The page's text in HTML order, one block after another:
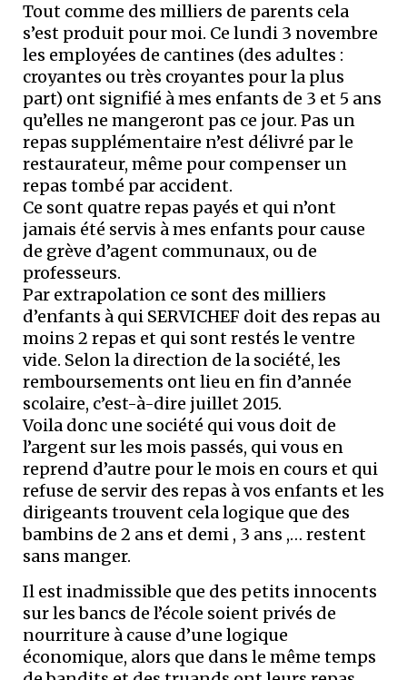
Tout comme des milliers de parents cela
s’est produit pour moi. Ce lundi 3 novembre
les employées de cantines (des adultes :
croyantes ou très croyantes pour la plus
part) ont signifié à mes enfants de 3 et 5 ans
qu’elles ne mangeront pas ce jour. Pas un
repas supplémentaire n’est délivré par le
restaurateur, même pour compenser un
repas tombé par accident.
Ce sont quatre repas payés et qui n’ont
jamais été servis à mes enfants pour cause
de grève d’agent communaux, ou de
professeurs.
Par extrapolation ce sont des milliers
d’enfants à qui SERVICHEF doit des repas au
moins 2 repas et qui sont restés le ventre
vide. Selon la direction de la société, les
remboursements ont lieu en fin d’année
scolaire, c’est-à-dire juillet 2015.
Voila donc une société qui vous doit de
l’argent sur les mois passés, qui vous en
reprend d’autre pour le mois en cours et qui
refuse de servir des repas à vos enfants et les
dirigeants trouvent cela logique que des
bambins de 2 ans et demi , 3 ans ,… restent
sans manger.
Il est inadmissible que des petits innocents
sur les bancs de l’école soient privés de
nourriture à cause d’une logique
économique, alors que dans le même temps